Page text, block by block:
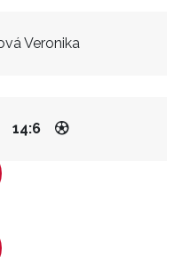
Veronika
14:6